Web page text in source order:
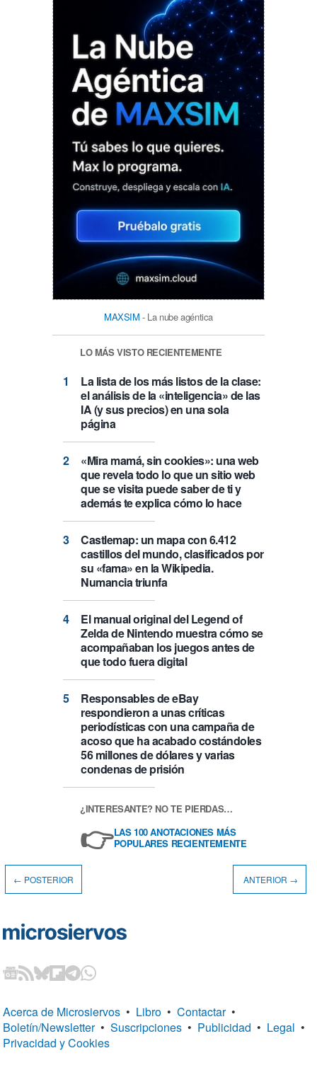
MAXSIM - La nube agéntica
LO MÁS VISTO RECIENTEMENTE
La lista de los más listos de la clase:
el análisis de la «inteligencia» de las
IA (y sus precios) en una sola
página
«Mira mamá, sin cookies»: una web
que revela todo lo que un sitio web
que se visita puede saber de ti y
además te explica cómo lo hace
Castlemap: un mapa con 6.412
castillos del mundo, clasificados por
su «fama» en la Wikipedia.
Numancia triunfa
El manual original del Legend of
Zelda de Nintendo muestra cómo se
acompañaban los juegos antes de
que todo fuera digital
Responsables de eBay
respondieron a unas críticas
periodísticas con una campaña de
acoso que ha acabado costándoles
56 millones de dólares y varias
condenas de prisión
¿INTERESANTE? NO TE PIERDAS…
👉LAS 100 ANOTACIONES MÁS
POPULARES RECIENTEMENTE
← POSTERIOR ANTERIOR →
Acerca de Microsiervos • Libro • Contactar •
Boletín/Newsletter • Suscripciones • Publicidad • Legal •
Privacidad y Cookies